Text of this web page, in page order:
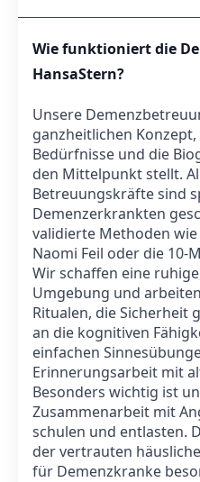
Wie funktioniert die
HansaStern?
Unsere
ganzheitlichen
Bedürfnisse und die
den Mittelpunkt stellt.
Betreuungskräfte sind
Demenzerkrankten
validierte Methoden
Naomi Feil oder die 10-
Wir schaffen eine
Umgebung und
Ritualen, die Sicherheit
an die kognitiven
einfachen
Erinnerungsarbeit mit
Besonders wichtig ist
Zusammenarbeit mit
schulen und entlasten.
der vertrauten
für Demenzkranke